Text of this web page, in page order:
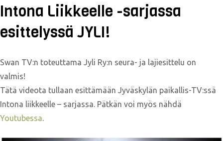
Intona Liikkeelle -sarjassa
esittelyssä JYLI!
Swan TV:n toteuttama Jyli Ry:n seura- ja lajiesittelu on
valmis!
Tätä videota tullaan esittämään Jyväskylän paikallis-TV:ssä
Intona liikkeelle – sarjassa. Pätkän voi myös nähdä
Youtubessa